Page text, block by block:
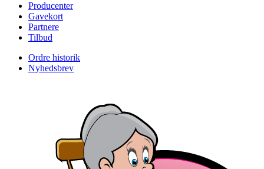
Producenter
Gavekort
Partnere
Tilbud
Ordre historik
Nyhedsbrev